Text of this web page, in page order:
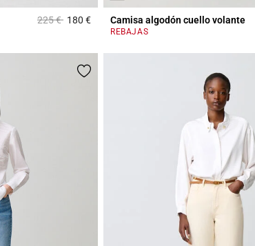
Price reduced from
225 €to180 €5 out of 5 Customer Rating
Camisa algodón cuello volante
REBAJAS